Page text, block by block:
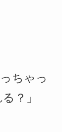
ちゃっ
？」